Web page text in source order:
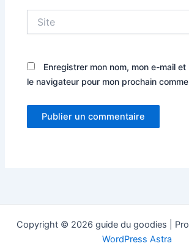
Enregistrer mon nom, mon e-mail
le navigateur pour mon prochain
Copyright © 2026 guide du goodies |
WordPress Astra